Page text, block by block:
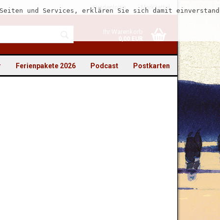
Kundenlogin Merkzettel
Ihr Warenkorb
0,00 EUR
und Services, erklären Sie sich damit
Postkarten
Podcast
Ferienpakete 2026